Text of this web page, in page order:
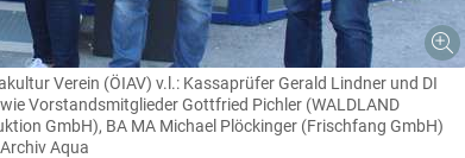
Verein (ÖIAV) v.l.: Kassaprüfer Gerald Lindner und DI
Vorstandsmitglieder Gottfried Pichler (WALDLAND
GmbH), BA MA Michael Plöckinger (Frischfang GmbH)
Aqua